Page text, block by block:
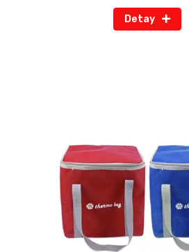
Detay